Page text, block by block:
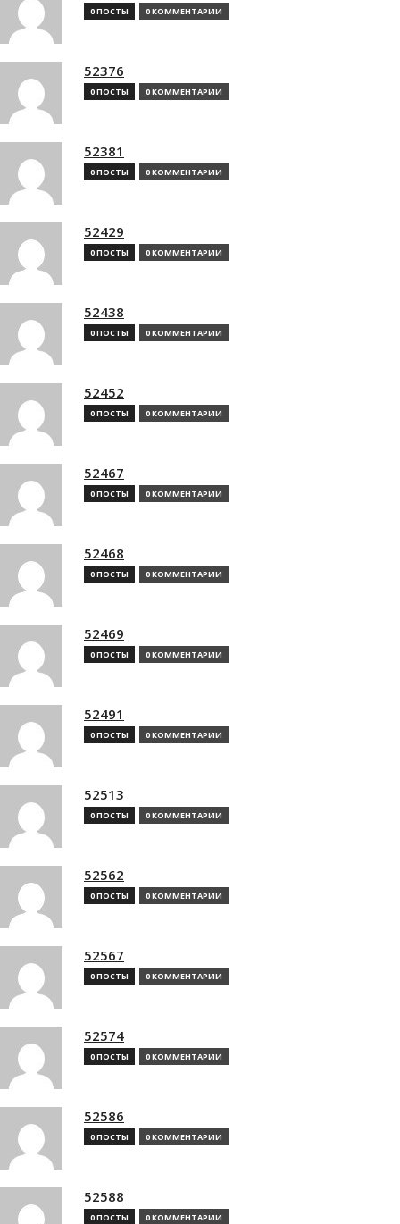
0 ПОСТЫ 0 КОММЕНТАРИИ
52376
0 ПОСТЫ 0 КОММЕНТАРИИ
52381
0 ПОСТЫ 0 КОММЕНТАРИИ
52429
0 ПОСТЫ 0 КОММЕНТАРИИ
52438
0 ПОСТЫ 0 КОММЕНТАРИИ
52452
0 ПОСТЫ 0 КОММЕНТАРИИ
52467
0 ПОСТЫ 0 КОММЕНТАРИИ
52468
0 ПОСТЫ 0 КОММЕНТАРИИ
52469
0 ПОСТЫ 0 КОММЕНТАРИИ
52491
0 ПОСТЫ 0 КОММЕНТАРИИ
52513
0 ПОСТЫ 0 КОММЕНТАРИИ
52562
0 ПОСТЫ 0 КОММЕНТАРИИ
52567
0 ПОСТЫ 0 КОММЕНТАРИИ
52574
0 ПОСТЫ 0 КОММЕНТАРИИ
52586
0 ПОСТЫ 0 КОММЕНТАРИИ
52588
0 ПОСТЫ 0 КОММЕНТАРИИ